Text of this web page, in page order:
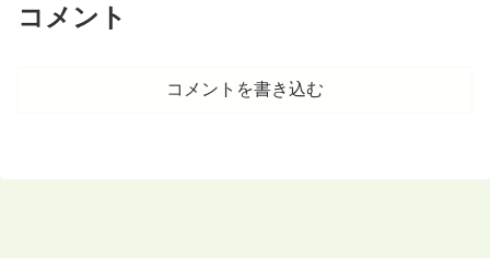
コメント
コメントを書き込む